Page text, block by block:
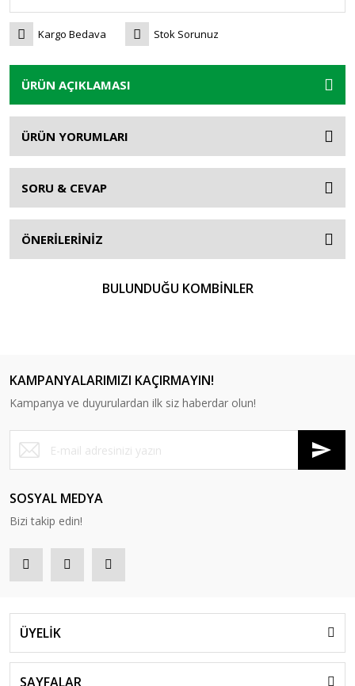
Kargo Bedava Stok Sorunuz
ÜRÜN AÇIKLAMASI
ÜRÜN YORUMLARI
SORU & CEVAP
ÖNERİLERİNİZ
BULUNDUĞU KOMBİNLER
RP 22 Puf RP 23 Puf
RP 33 Puf
KAMPANYALARIMIZI KAÇIRMAYIN!
Kampanya ve duyurulardan ilk siz haberdar olun!
SOSYAL MEDYA
Bizi takip edin!
ÜYELİK
SAYFALAR